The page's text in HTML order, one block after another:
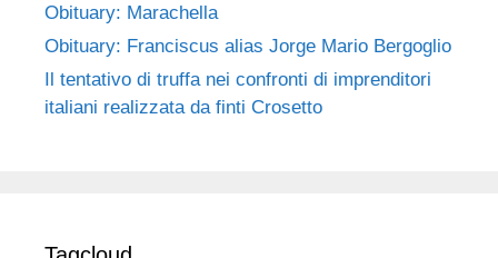
Obituary: Marachella
Obituary: Franciscus alias Jorge Mario Bergoglio
Il tentativo di truffa nei confronti di imprenditori
italiani realizzata da finti Crosetto